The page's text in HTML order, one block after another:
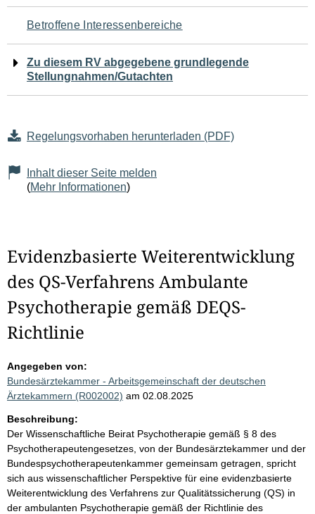
den
Seiteninhalt
Betroffene Interessenbereiche
Zu diesem RV abgegebene grundlegende
Stellungnahmen/Gutachten
Regelungsvorhaben herunterladen (PDF)
Inhalt dieser Seite melden
(Mehr Informationen)
Evidenzbasierte Weiterentwicklung
des QS-Verfahrens Ambulante
Psychotherapie gemäß DEQS-
Richtlinie
Angegeben von:
Bundesärztekammer - Arbeitsgemeinschaft der deutschen
Ärztekammern (R002002) am 02.08.2025
Beschreibung:
Der Wissenschaftliche Beirat Psychotherapie gemäß § 8 des
Psychotherapeutengesetzes, von der Bundesärztekammer und der
Bundespsychotherapeutenkammer gemeinsam getragen, spricht
sich aus wissenschaftlicher Perspektive für eine evidenzbasierte
Weiterentwicklung des Verfahrens zur Qualitätssicherung (QS) in
der ambulanten Psychotherapie gemäß der Richtlinie des